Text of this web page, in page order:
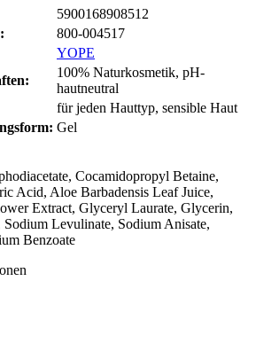
5900168908512
800-004517
YOPE
100% Naturkosmetik, pH-
hautneutral
für jeden Hauttyp, sensible Haut
Gel
Cocamidopropyl Betaine,
Acid, Aloe Barbadensis Leaf Juice,
Extract, Glyceryl Laurate, Glycerin,
Levulinate, Sodium Anisate,
Benzoate